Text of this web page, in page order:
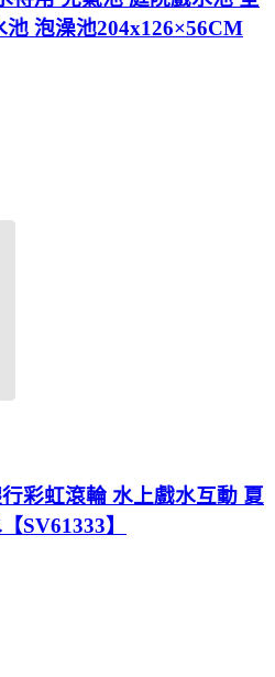
池 泡澡池204x126×56CM
彩虹滾輪 水上戲水互動 夏
SV61333】